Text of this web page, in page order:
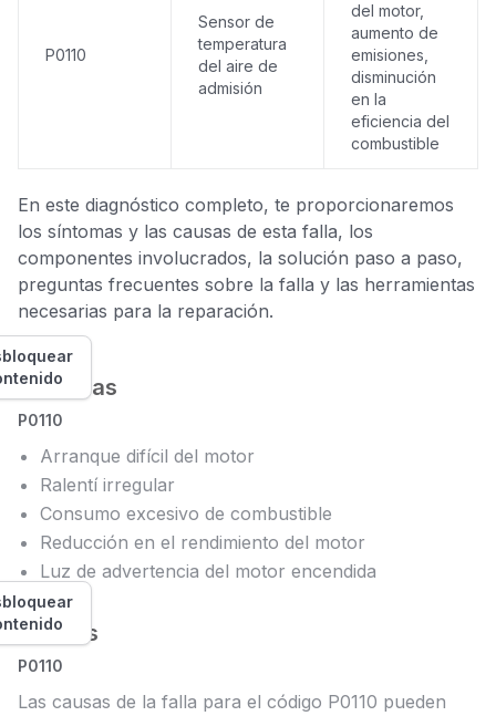
P0110
Sensor de
temperatura
del aire de
admisión
del motor,
aumento de
emisiones,
disminución
en la
eficiencia del
combustible
En este diagnóstico completo, te proporcionaremos
los síntomas y las causas de esta falla, los
componentes involucrados, la solución paso a paso,
preguntas frecuentes sobre la falla y las herramientas
necesarias para la reparación.
Síntomas
P0110
Arranque difícil del motor
Ralentí irregular
Consumo excesivo de combustible
Reducción en el rendimiento del motor
Luz de advertencia del motor encendida
Causas
P0110
Las causas de la falla para el código P0110 pueden